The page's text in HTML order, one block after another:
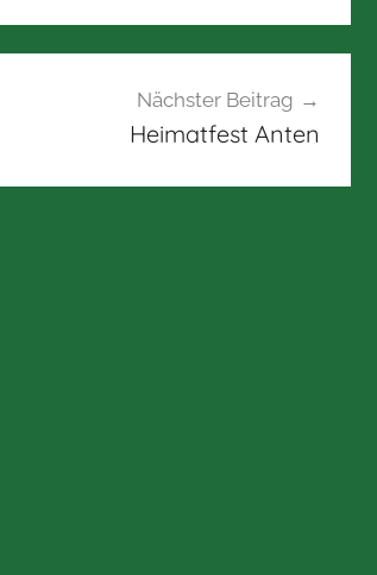
Nächster Beitrag
Heimatfest Anten